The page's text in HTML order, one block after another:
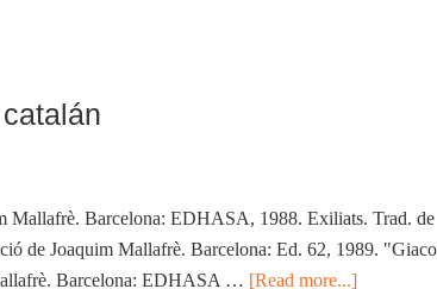
Mallafrè. Barcelona: EDHASA, 1988. Exiliats. Trad. de
de Joaquim Mallafrè. Barcelona: Ed. 62, 1989.
Barcelona: EDHASA … [Read more...]